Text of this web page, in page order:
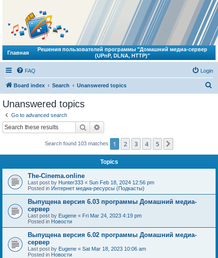
Главная
Решения пользователей программы "Домашний медиа-сервер
(UPnP, DLNA, HTTP)"
FAQ Login
Board index Search Unanswered topics
Unanswered topics
Go to advanced search
Search
Search found 103 matches 1 2 3 4 5
Topics
The-Cinema.online
Last post by Hunter333 « Sun Feb 18, 2024 12:56 pm
Posted in Интернет медиа-ресурсы (Подкасты)
Выпущена версия 6.03 программы Домашний медиа-
сервер
Last post by Eugene « Fri Mar 24, 2023 4:19 pm
Posted in Новости
Выпущена версия 6.02 программы Домашний медиа-
сервер
Last post by Eugene « Sat Mar 18, 2023 10:06 am
Posted in Новости